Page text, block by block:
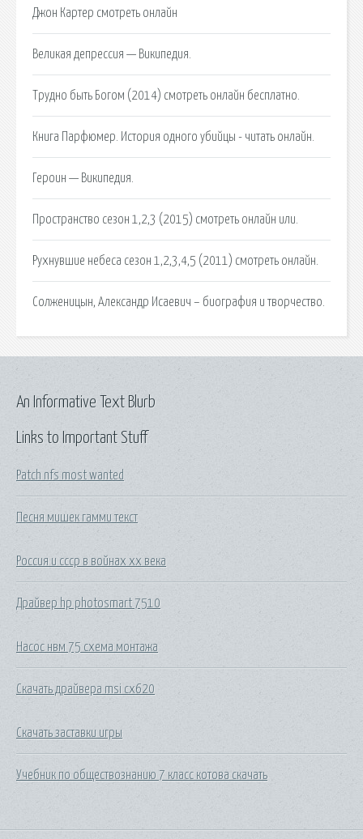
Джон Картер смотреть онлайн
Великая депрессия — Википедия.
Трудно быть Богом (2014) смотреть онлайн бесплатно.
Книга Парфюмер. История одного убийцы - читать онлайн.
Героин — Википедия.
Пространство сезон 1,2,3 (2015) смотреть онлайн или.
Рухнувшие небеса сезон 1,2,3,4,5 (2011) смотреть онлайн.
Солженицын, Александр Исаевич – биография и творчество.
Links to Important Stuff
Patch nfs most wanted
Песня мишек гамми текст
Россия и ссср в войнах xx века
Драйвер hp photosmart 7510
Насос нвм 75 схема монтажа
Скачать драйвера msi cx620
Скачать заставки игры
Учебник по обществознанию 7 класс котова скачать
An Informative Text Blurb